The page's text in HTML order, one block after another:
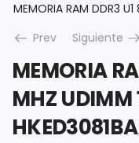
Prev
Siguiente
MEMORIA
MHZ UDIMM